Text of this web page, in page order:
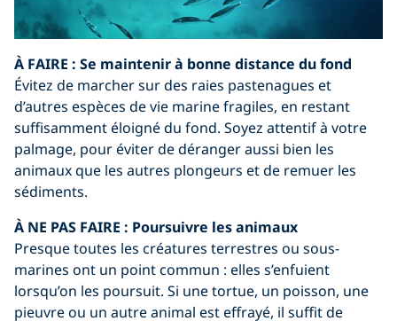
À FAIRE : Se maintenir à bonne distance du fond
Évitez de marcher sur des raies pastenagues et
d’autres espèces de vie marine fragiles, en restant
suffisamment éloigné du fond. Soyez attentif à votre
palmage, pour éviter de déranger aussi bien les
animaux que les autres plongeurs et de remuer les
sédiments.
À NE PAS FAIRE : Poursuivre les animaux
Presque toutes les créatures terrestres ou sous-
marines ont un point commun : elles s’enfuient
lorsqu’on les poursuit. Si une tortue, un poisson, une
pieuvre ou un autre animal est effrayé, il suffit de